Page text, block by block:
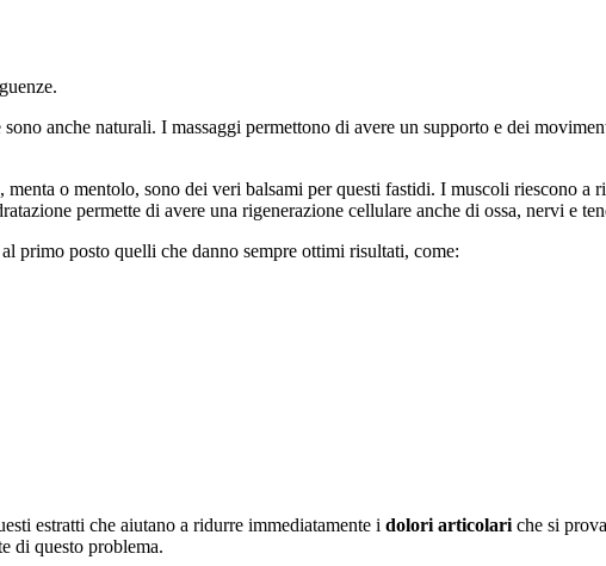
anche naturali. I massaggi permettono di avere un supporto e dei
o mentolo, sono dei veri balsami per questi fastidi. I muscoli riescono
permette di avere una rigenerazione cellulare anche di ossa, nervi e
primo posto quelli che danno sempre ottimi risultati, come:
estratti che aiutano a ridurre immediatamente i dolori articolari che si
di questo problema.